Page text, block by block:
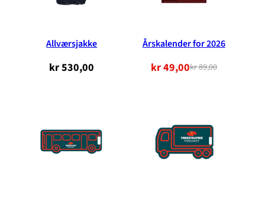
Allværsjakke
kr530,00
Årskalender for 2026
kr89,00
Opprinnelig
kr 89,00.
kr49,00Nåværende
kr 49,00.